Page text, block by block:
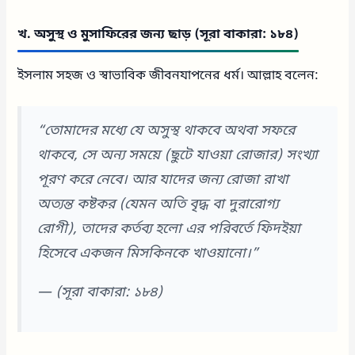
খ. অসুস্থ ও মুসাফিরের জন্য ছাড় (সূরা বাকারা: ১৮৪)
ইসলাম সহজ ও স্বাভাবিক জীবনযাপনের ধর্ম। আল্লাহ বলেন:
“তোমাদের মধ্যে যে অসুস্থ থাকবে অথবা সফরে
থাকবে, সে অন্য সময়ে (ছুটে যাওয়া রোজার) সংখ্যা
পূরণ করে নেবে। আর যাদের জন্য রোজা রাখা
অত্যন্ত কষ্টকর (যেমন অতি বৃদ্ধ বা দুরারোগ্য
রোগী), তাদের কর্তব্য হলো এর পরিবর্তে ফিদইয়া
হিসেবে একজন মিসকিনকে খাওয়ানো।”
— (সূরা বাকারা: ১৮৪)